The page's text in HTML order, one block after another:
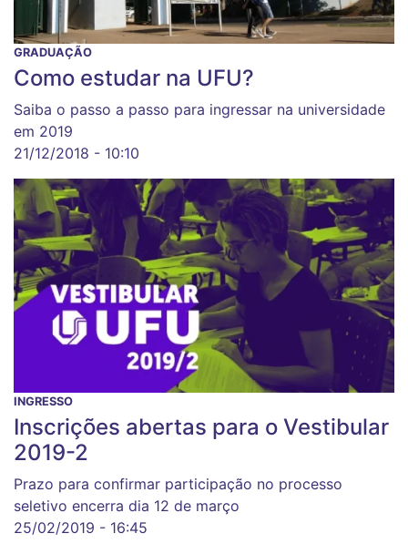
GRADUAÇÃO
Como estudar na UFU?
Saiba o passo a passo para ingressar na universidade
em 2019
21/12/2018 - 10:10
INGRESSO
Inscrições abertas para o Vestibular
2019-2
Prazo para confirmar participação no processo
seletivo encerra dia 12 de março
25/02/2019 - 16:45